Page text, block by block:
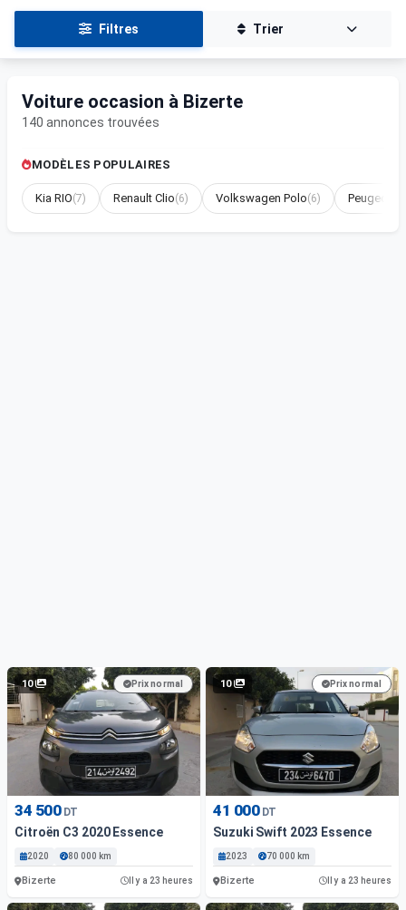
Filtres Trier
Voiture occasion à Bizerte
140 annonces trouvées
MODÈLES POPULAIRES
Kia RIO(7) Renault Clio(6) Volkswagen Polo(6) Peugeot
10 Prix normal
34 500 DT
Citroën C3 2020 Essence
2020 80 000 km
Bizerte Il y a 23 heures
10 Prix normal
41 000 DT
Suzuki Swift 2023 Essence
2023 70 000 km
Bizerte Il y a 23 heures